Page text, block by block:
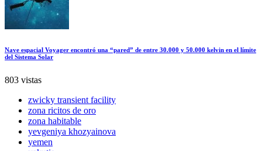
Nave espacial Voyager encontró una “pared” de entre 30.000 y 50.000 kelvin en el límite
del Sistema Solar
803 vistas
zwicky transient facility
zona ricitos de oro
zona habitable
yevgeniya khozyainova
yemen